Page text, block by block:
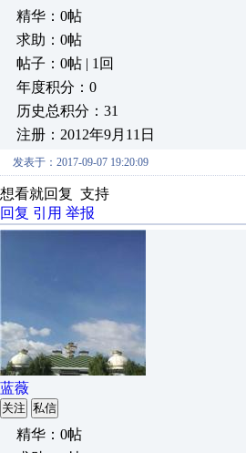
精华：0帖
求助：0帖
帖子：0帖 | 1回
年度积分：0
历史总积分：31
注册：2012年9月11日
发表于：2017-09-07 19:20:09
想看就回复 支持
回复 引用 举报
蓝薇
关注 私信
精华：0帖